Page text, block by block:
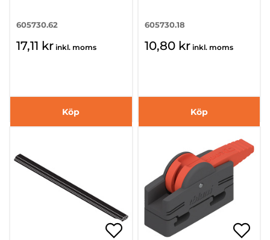
605730.62
17,11 kr inkl. moms
Köp
605730.18
10,80 kr inkl. moms
Köp